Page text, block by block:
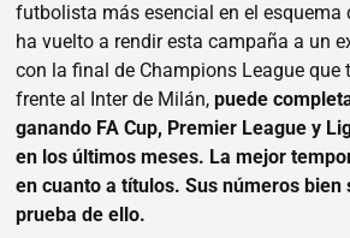
futbolista más esencial en el esquema
ha vuelto a rendir esta campaña a un
con la final de Champions League que
frente al Inter de Milán, puede
ganando FA Cup, Premier League y
en los últimos meses. La mejor
en cuanto a títulos. Sus números bien
prueba de ello.